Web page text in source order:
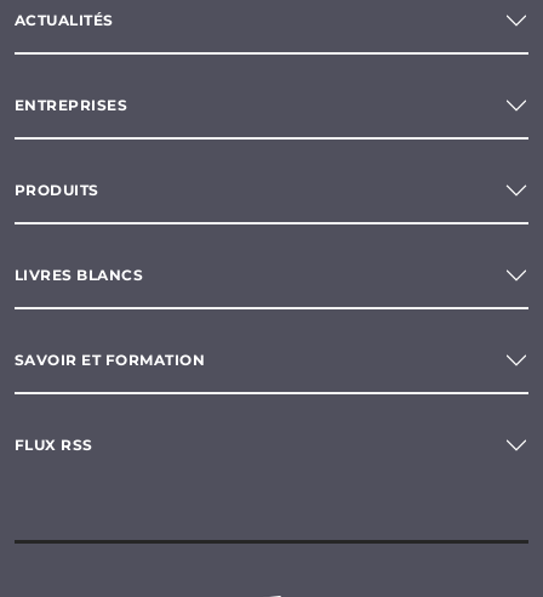
ACTUALITÉS
ENTREPRISES
PRODUITS
LIVRES BLANCS
SAVOIR ET FORMATION
FLUX RSS